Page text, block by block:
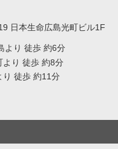
日本生命広島光町ビル1F
より 徒歩 約6分
より 徒歩 約8分
り 徒歩 約11分